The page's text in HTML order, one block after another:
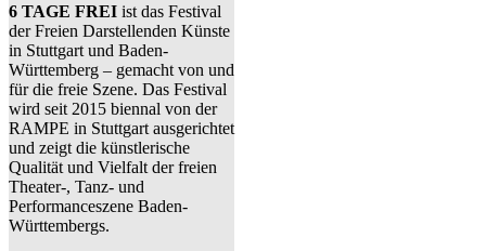
6 TAGE FREI ist das Festival
der Freien Darstellenden Künste
in Stuttgart und Baden-
Württemberg – gemacht von und
für die freie Szene. Das Festival
wird seit 2015 biennal von der
RAMPE in Stuttgart ausgerichtet
und zeigt die künstlerische
Qualität und Vielfalt der freien
Theater-, Tanz- und
Performanceszene Baden-
Württembergs.